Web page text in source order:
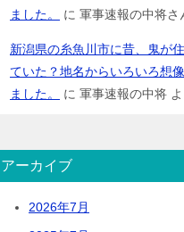
ました。
に 軍事速報の中将さ
新潟県の糸魚川市に昔、鬼が
ていた？地名からいろいろ想
ました。
に 軍事速報の中将
アーカイブ
2026年7月